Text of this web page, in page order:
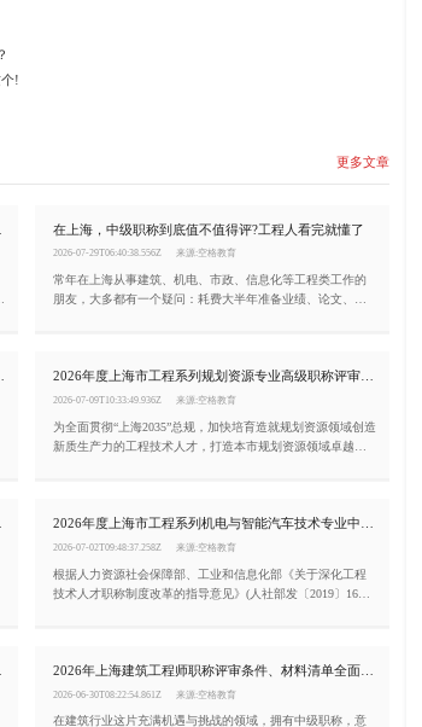
!
更多文章
在上海，中级职称到底值不值得评?工程人看完就懂了
2026-07-29T06:40:38.556Z 来源:空格教育
常年在上海从事建筑、机电、市政、信息化等工程类工作的
朋友，大多都有一个疑问：耗费大半年准备业绩、论文、学
意点，沪漂工程人建议收藏!
2026年度上海市工程系列规划资源专业高级职称评审条件
2026-07-09T10:33:49.936Z 来源:空格教育
为全面贯彻“上海2035”总规，加快培育造就规划资源领域创造
新质生产力的工程技术人才，打造本市规划资源领域卓越工
意，现将2026年上海市工程系列规划资源专业高级职称评审
工作通知如下：
2026-07-02T09:48:37.258Z 来源:空格教育
根据人力资源社会保障部、工业和信息化部《关于深化工程
技术人才职称制度改革的指导意见》(人社部发〔2019〕16
神，现就2026年度上海市工程系列机电与智能汽车技术专业
中级职称评审工作(嘉定区)有关事项通知如下：
2026年上海建筑工程师职称评审条件、材料清单全面解读!(崇明区)
2026-06-30T08:22:54.861Z 来源:空格教育
在建筑行业这片充满机遇与挑战的领域，拥有中级职称，意